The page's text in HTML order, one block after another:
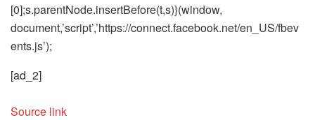
[0];s.parentNode.insertBefore(t,s)}(window,
document,’script’,’https://connect.facebook.net/en_US/fbev
ents.js’);
[ad_2]
Source link